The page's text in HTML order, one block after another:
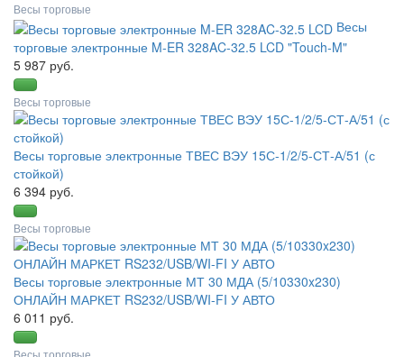
Весы торговые
Весы
торговые электронные M-ER 328AC-32.5 LCD "Touch-M"
5 987 руб.
Весы торговые
Весы торговые электронные ТВЕС ВЭУ 15С-1/2/5-СТ-А/51 (с
стойкой)
6 394 руб.
Весы торговые
Весы торговые электронные МТ 30 МДА (5/10330x230)
ОНЛАЙН МАРКЕТ RS232/USB/WI-FI У АВТО
6 011 руб.
Весы торговые